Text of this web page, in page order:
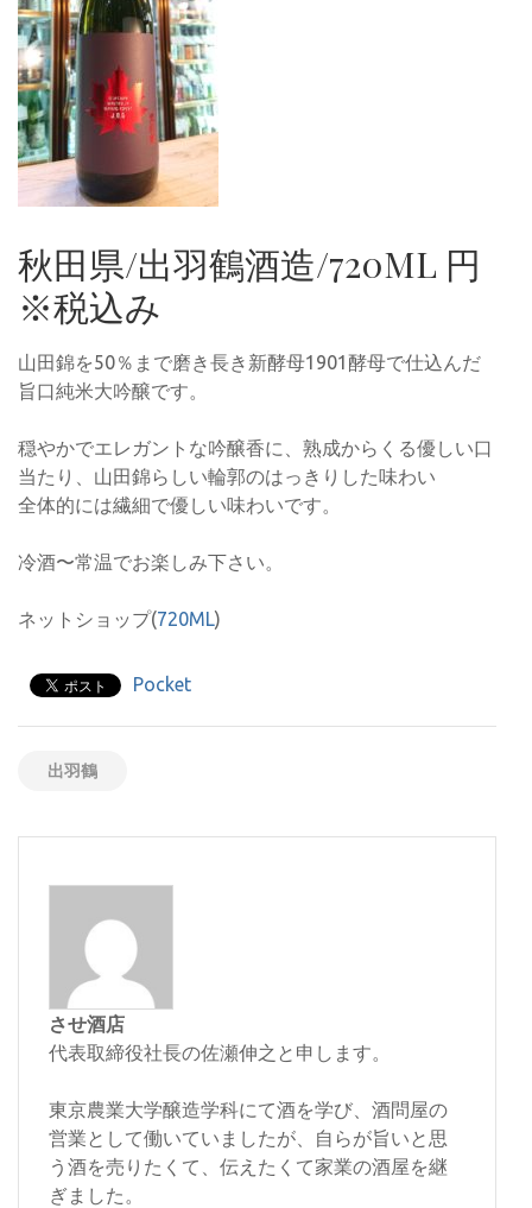
秋田県/出羽鶴酒造/720ML 円
※税込み
山田錦を50％まで磨き長き新酵母1901酵母で仕込んだ
旨口純米大吟醸です。
穏やかでエレガントな吟醸香に、熟成からくる優しい口
当たり、山田錦らしい輪郭のはっきりした味わい
全体的には繊細で優しい味わいです。
冷酒〜常温でお楽しみ下さい。
ネットショップ(720ML)
Pocket
出羽鶴
させ酒店
代表取締役社長の佐瀬伸之と申します。
東京農業大学醸造学科にて酒を学び、酒問屋の
営業として働いていましたが、自らが旨いと思
う酒を売りたくて、伝えたくて家業の酒屋を継
ぎました。